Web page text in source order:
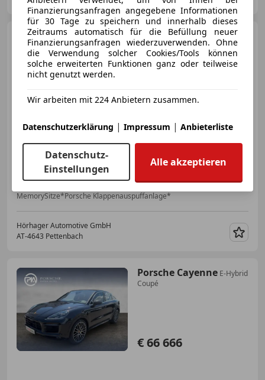
Porsche 991Carrera 4 GTS
Cabriolet*ApprovedGarantie*Bose*
€ 129 999
03/2015 85 000 km Benzin
MemorySitze*Porsche Klappenauspuffanlage*
Hörhager Automotive GmbH
AT-4643 Pettenbach
Porsche Cayenne E-Hybrid
Coupé
€ 66 666
Finanzierungsanfragen angegebene Informationen
für 30 Tage zu speichern und innerhalb dieses
Zeitraums automatisch für die Befüllung neuer
Finanzierungsanfragen wiederzuverwenden. Ohne
die Verwendung solcher Cookies/Tools können
solche erweiterten Funktionen ganz oder teilweise
nicht genutzt werden.
Wir arbeiten mit 224 Anbietern zusammen.
Datenschutzerklärung | Impressum | Anbieterliste
Datenschutz-
Einstellungen
Alle akzeptieren